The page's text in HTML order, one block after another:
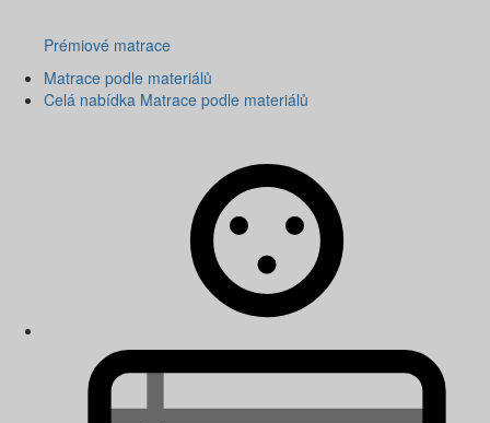
Prémiové matrace
Matrace podle materiálů
Celá nabídka Matrace podle materiálů